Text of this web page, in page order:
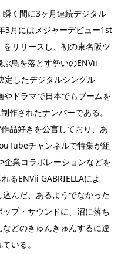
く間に3ヶ月連続デジタル
3月にはメジャーデビュー1st
リリースし、初の東名阪ツ
鳥を落とす勢いのENVii
定したデジタルシングル
やドラマで日本でもブームを
作されたナンバーである。
作品好きを公言しており、あ
チャンネルで特集が組
企業コラボレーションなどを
るENVii GABRIELLAによ
んだ、あるようでなかった
プ・サウンドに、沼に落ち
どのきゅんきゅんするに違
いる。